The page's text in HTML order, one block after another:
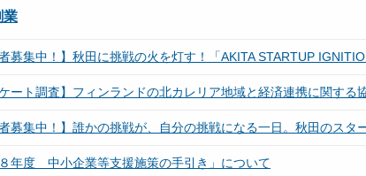
業
者募集中！】秋田に挑戦の火を灯す！「AKITA STARTUP
ケート調査】フィンランドの北カレリア地域と経済連携に関する
者募集中！】誰かの挑戦が、自分の挑戦になる一日。秋田のス
８年度 中小企業等支援施策の手引き」について